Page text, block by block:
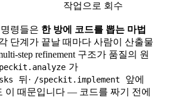
작업으로 회수
령들은 한 방에 코드를 뽑는 마법
단계가 끝날 때마다 사람이 산출물
step refinement 구조가 품질의 원
가
뒤· /speckit.implement
앞에
이 때문입니다 — 코드를 짜기 전에